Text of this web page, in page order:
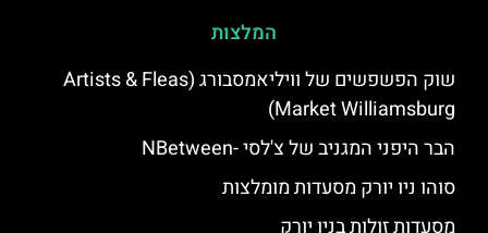
המלצות
שוק הפשפשים של וויליאמסבורג (Artists & Fleas
Market Williamsburg)
הבר היפני המגניב של צ'לסי -NBetween
סוהו ניו יורק מסעדות מומלצות